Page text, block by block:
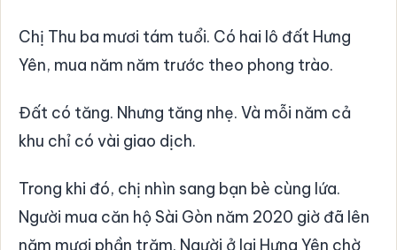
Chị Thu ba mươi tám tuổi. Có hai lô đất Hưng
Yên, mua năm năm trước theo phong trào.
Đất có tăng. Nhưng tăng nhẹ. Và mỗi năm cả
khu chỉ có vài giao dịch.
Trong khi đó, chị nhìn sang bạn bè cùng lứa.
Người mua căn hộ Sài Gòn năm 2020 giờ đã lên
năm mươi phần trăm. Người ở lại Hưng Yên chờ